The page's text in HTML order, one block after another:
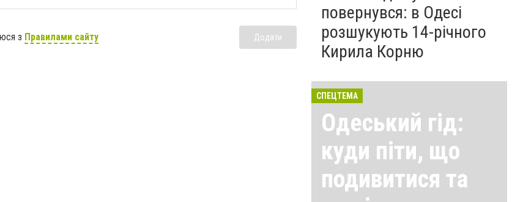
з Правилами сайту Додати
повернувся: в Одесі
розшукують 14-річного
Кирила Корню
СПЕЦТЕМА
Одеський гід:
куди піти, що
подивитися та